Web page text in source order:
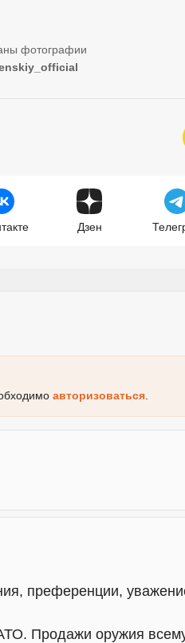
Дзен
авторизоваться
преференции,
Продажи оружия